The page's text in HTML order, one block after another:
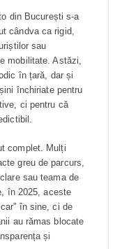
din București s-a
cândva ca rigid,
sau
mobilitate. Astăzi,
în țară, dar și
închiriate pentru
ci pentru că
complet. Mulți
greu de parcurs,
sau teama de
în 2025, aceste
în sine, ci de
au rămas blocate
și